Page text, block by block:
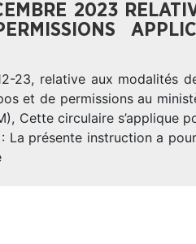
2023
23, relative aux modalités
et de permissions au
Cette circulaire s’applique
La présente instruction a